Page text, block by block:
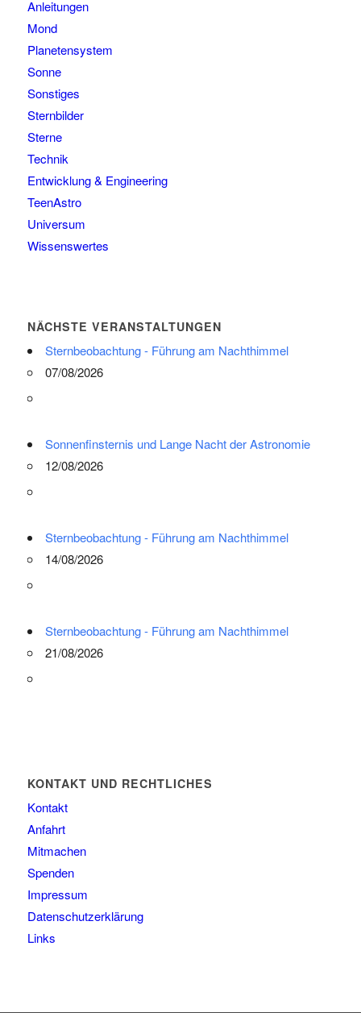
Anleitungen
Mond
Planetensystem
Sonne
Sonstiges
Sternbilder
Sterne
Technik
Entwicklung & Engineering
TeenAstro
Universum
Wissenswertes
NÄCHSTE VERANSTALTUNGEN
Sternbeobachtung - Führung am Nachthimmel
07/08/2026
Sonnenfinsternis und Lange Nacht der Astronomie
12/08/2026
Sternbeobachtung - Führung am Nachthimmel
14/08/2026
Sternbeobachtung - Führung am Nachthimmel
21/08/2026
KONTAKT UND RECHTLICHES
Kontakt
Anfahrt
Mitmachen
Spenden
Impressum
Datenschutzerklärung
Links